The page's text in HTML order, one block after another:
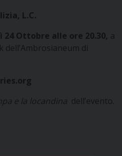
L.C.
24 Ottobre alle ore 20.30, a
dell’Ambrosianeum di
e la locandina dell’evento.